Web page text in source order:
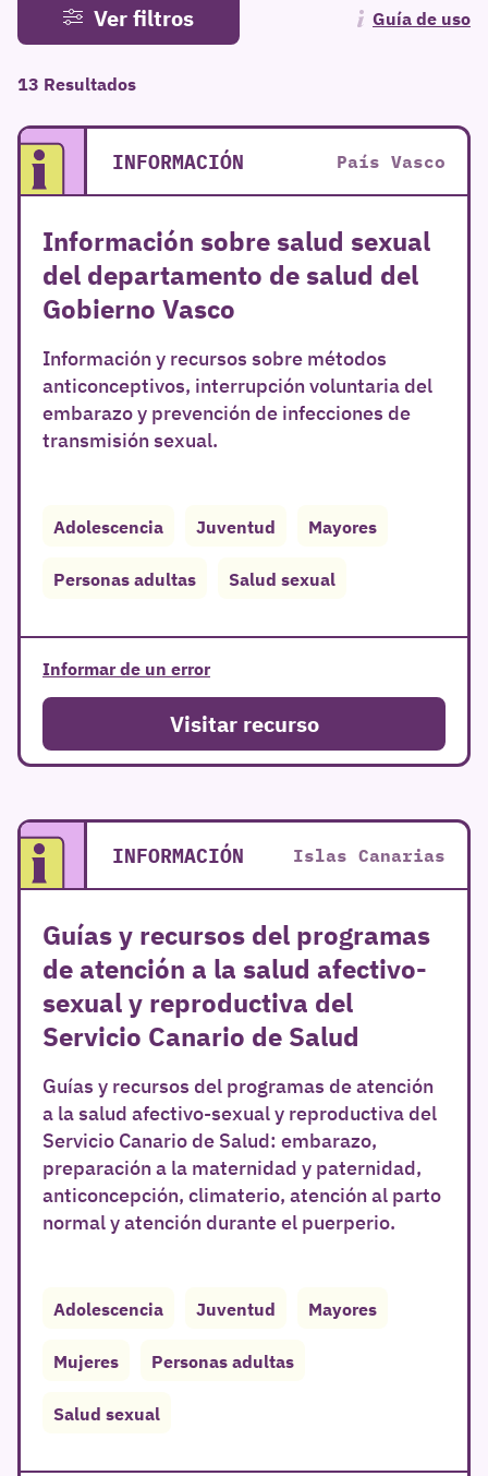
Ver filtros Guía de uso
13 Resultados
INFORMACIÓN País Vasco
Información sobre salud sexual
del departamento de salud del
Gobierno Vasco
Información y recursos sobre métodos
anticonceptivos, interrupción voluntaria del
embarazo y prevención de infecciones de
transmisión sexual.
Adolescencia Juventud Mayores
Personas adultas Salud sexual
Informar de un error
Visitar recurso
INFORMACIÓN Islas Canarias
Guías y recursos del programas
de atención a la salud afectivo-
sexual y reproductiva del
Servicio Canario de Salud
Guías y recursos del programas de atención
a la salud afectivo-sexual y reproductiva del
Servicio Canario de Salud: embarazo,
preparación a la maternidad y paternidad,
anticoncepción, climaterio, atención al parto
normal y atención durante el puerperio.
Adolescencia Juventud Mayores
Mujeres Personas adultas
Salud sexual